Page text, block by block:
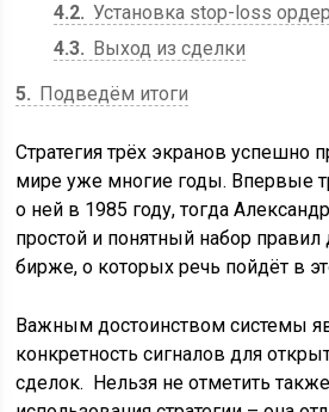
4.2 Установка stop-loss
4.3
Выход из сделки
5
Подведём итоги
Стратегия трёх экранов успешно
мире уже многие годы. Впервые
о ней в 1985 году, тогда
простой и понятный набор правил
бирже, о которых речь пойдёт в
Важным достоинством системы
конкретность сигналов для
сделок. Нельзя не отметить